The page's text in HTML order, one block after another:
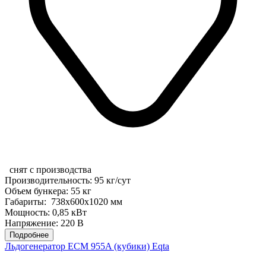
снят с производства
Производительность: 95 кг/сут
Объем бункера: 55 кг
Габариты: 738x600x1020 мм
Мощность: 0,85 кВт
Напряжение: 220 В
Подробнее
Льдогенератор ECM 955A (кубики) Eqta